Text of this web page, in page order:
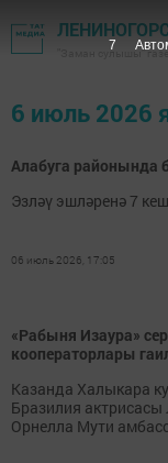
"Заман сулышы"
6 июль 2026
Алабуга районында
Эзләү эшләренә 7
06 июль 2026, 17:05
«Рабыня Изаура»
кооператорлары
Казанда Халыкара
Бразилия
Орнелла Мути
7